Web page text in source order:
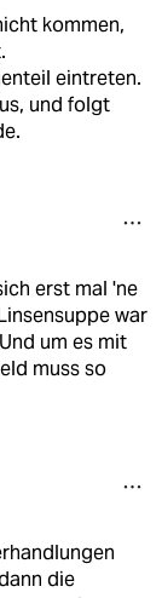
kommen,
eintreten.
und folgt
erst mal 'ne
war
um es mit
muss so
die